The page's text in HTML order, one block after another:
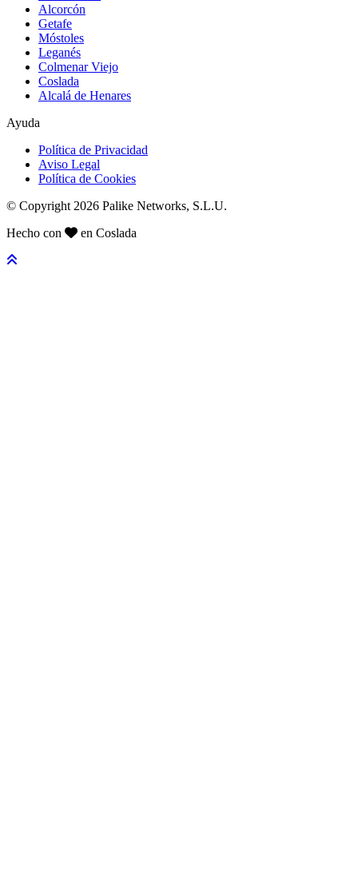
Alcorcón
Getafe
Móstoles
Leganés
Colmenar Viejo
Coslada
Alcalá de Henares
Ayuda
Política de Privacidad
Aviso Legal
Política de Cookies
© Copyright 2026 Palike Networks, S.L.U.
Hecho con
en Coslada